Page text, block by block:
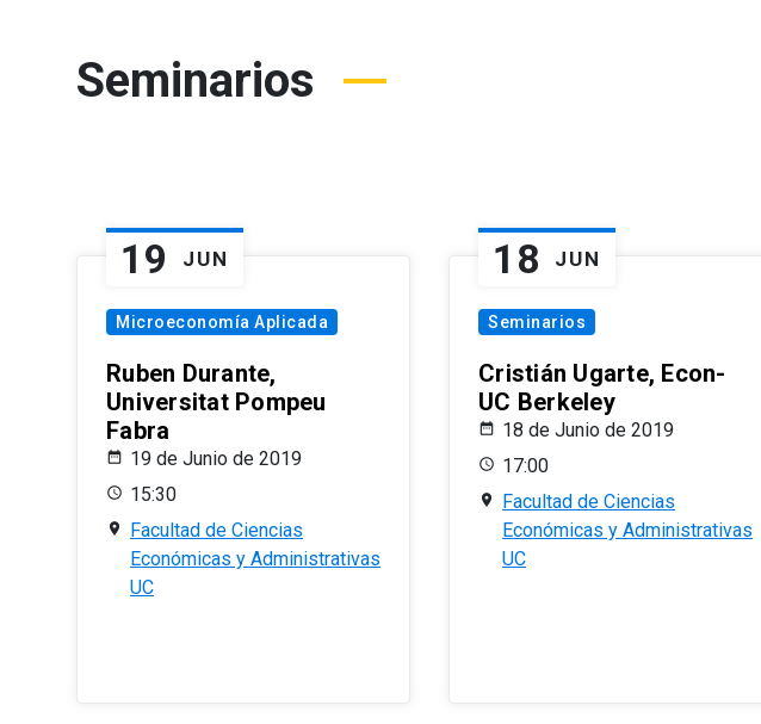
Seminarios
19 JUN
Microeconomía Aplicada
Ruben Durante,
Universitat Pompeu
Fabra
19 de Junio de 2019
15:30
Facultad de Ciencias
Económicas y Administrativas
UC
18 JUN
Seminarios
Cristián Ugarte, Econ-
UC Berkeley
18 de Junio de 2019
17:00
Facultad de Ciencias
Económicas y Administrativas
UC